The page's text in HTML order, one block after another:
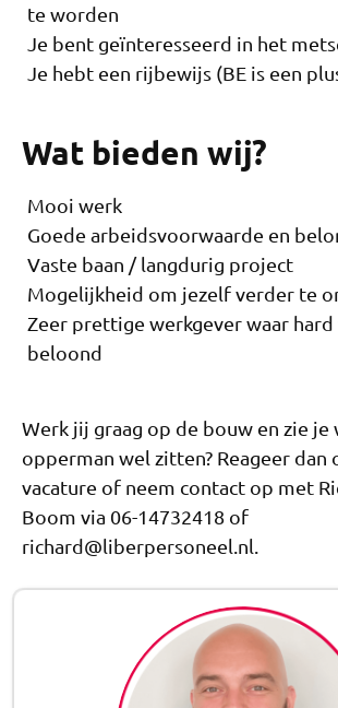
te worden
Je bent geïnteresseerd in het
Je hebt een rijbewijs (BE is een
Wat bieden wij?
Mooi werk
Goede arbeidsvoorwaarde en
Vaste baan / langdurig project
Mogelijkheid om jezelf verder te
Zeer prettige werkgever waar
beloond
Werk jij graag op de bouw en zie je
opperman wel zitten? Reageer dan
vacature of neem contact op met
Boom via 06-14732418 of
richard@liberpersoneel.nl.